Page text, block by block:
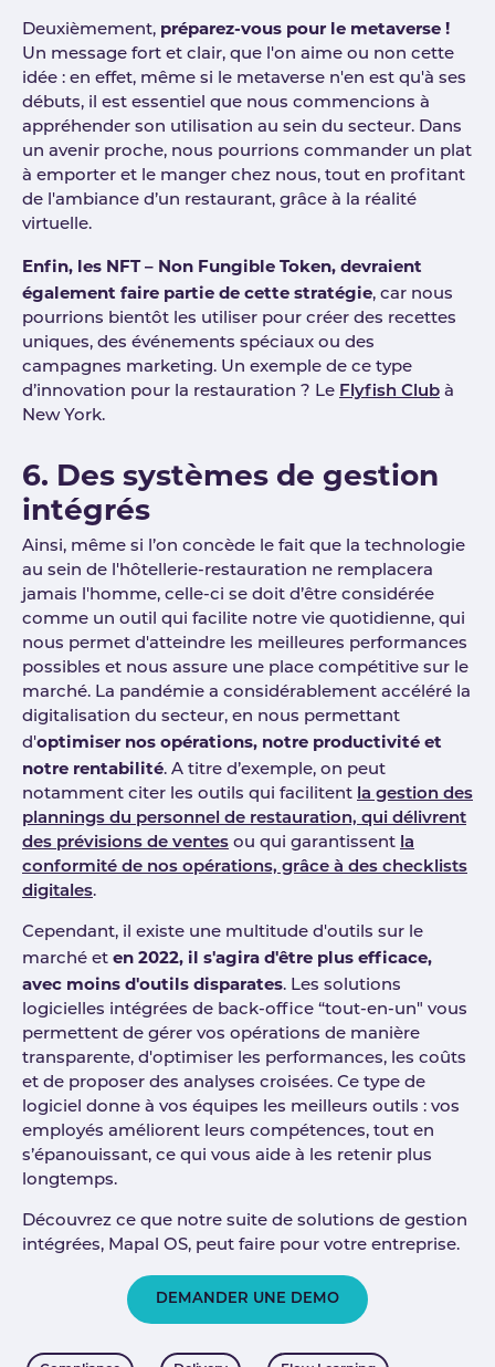
Deuxièmement, préparez-vous pour le metaverse !
Un message fort et clair, que l'on aime ou non cette
idée : en effet, même si le metaverse n'en est qu'à ses
débuts, il est essentiel que nous commencions à
appréhender son utilisation au sein du secteur. Dans
un avenir proche, nous pourrions commander un plat
à emporter et le manger chez nous, tout en profitant
de l'ambiance d’un restaurant, grâce à la réalité
virtuelle.
Enfin, les NFT – Non Fungible Token, devraient
également faire partie de cette stratégie, car nous
pourrions bientôt les utiliser pour créer des recettes
uniques, des événements spéciaux ou des
campagnes marketing. Un exemple de ce type
d’innovation pour la restauration ? Le Flyfish Club à
New York.
6. Des systèmes de gestion
intégrés
Ainsi, même si l’on concède le fait que la technologie
au sein de l'hôtellerie-restauration ne remplacera
jamais l'homme, celle-ci se doit d’être considérée
comme un outil qui facilite notre vie quotidienne, qui
nous permet d'atteindre les meilleures performances
possibles et nous assure une place compétitive sur le
marché. La pandémie a considérablement accéléré la
digitalisation du secteur, en nous permettant
d'optimiser nos opérations, notre productivité et
notre rentabilité. A titre d’exemple, on peut
notamment citer les outils qui facilitent la gestion des
plannings du personnel de restauration, qui délivrent
des prévisions de ventes ou qui garantissent la
conformité de nos opérations, grâce à des checklists
digitales.
Cependant, il existe une multitude d'outils sur le
marché et en 2022, il s'agira d'être plus efficace,
avec moins d'outils disparates. Les solutions
logicielles intégrées de back-office “tout-en-un" vous
permettent de gérer vos opérations de manière
transparente, d'optimiser les performances, les coûts
et de proposer des analyses croisées. Ce type de
logiciel donne à vos équipes les meilleurs outils : vos
employés améliorent leurs compétences, tout en
s’épanouissant, ce qui vous aide à les retenir plus
longtemps.
Découvrez ce que notre suite de solutions de gestion
intégrées, Mapal OS, peut faire pour votre entreprise.
DEMANDER UNE DEMO
Tags